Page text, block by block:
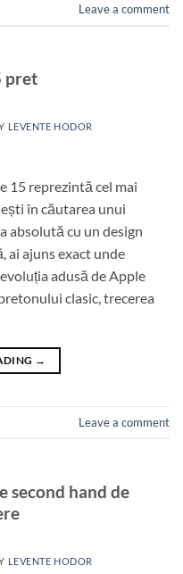
Leave a comment
pret
LEVENTE HODOR
15 reprezintă cel mai
în căutarea unui
absolută cu un design
ai ajuns exact unde
adusă de Apple
clasic, trecerea
→
Leave a comment
second hand de
LEVENTE HODOR